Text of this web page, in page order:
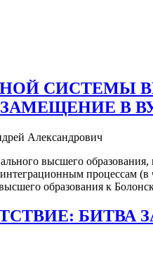
СИСТЕМЫ
В
Александрович
высшего
процессам
образования к
БИТВА